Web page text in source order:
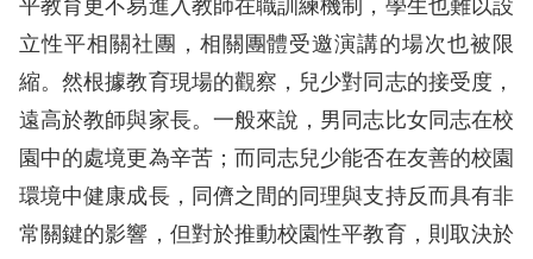
資
料
庫
無
障
快
平教育更不易進入教師在職訓練機制，學生也難以設
立性平相關社團，相關團體受邀演講的場次也被限
縮。然根據教育現場的觀察，兒少對同志的接受度，
遠高於教師與家長。一般來說，男同志比女同志在校
園中的處境更為辛苦；而同志兒少能否在友善的校園
環境中健康成長，同儕之間的同理與支持反而具有非
常關鍵的影響，但對於推動校園性平教育，則取決於